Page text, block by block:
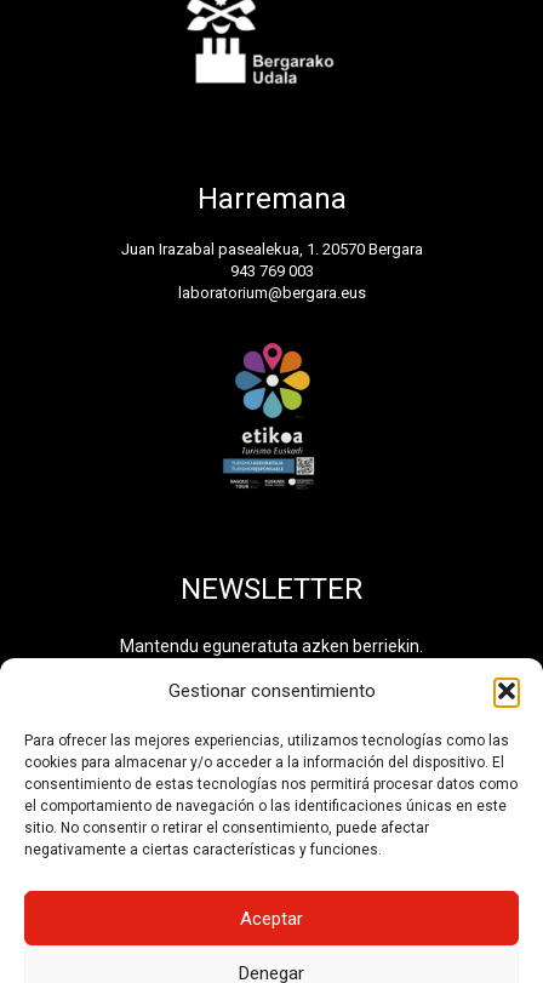
Gestionar consentimiento
Para ofrecer las mejores experiencias, utilizamos tecnologías como las
cookies para almacenar y/o acceder a la información del dispositivo. El
consentimiento de estas tecnologías nos permitirá procesar datos como
el comportamiento de navegación o las identificaciones únicas en este
sitio. No consentir o retirar el consentimiento, puede afectar
negativamente a ciertas características y funciones.
Aceptar
Denegar
Harremana
Juan Irazabal pasealekua, 1. 20570 Bergara
943 769 003
laboratorium@bergara.eus
NEWSLETTER
Mantendu eguneratuta azken berriekin.
Pribatutasun politikairakurri eta onartzen dut. Informazio
osagarria eskuragarri dago Datuen Tratamendu
Jardueren Erregistroan . Tratamendu zenbakia: 0710.
HARPIDETU